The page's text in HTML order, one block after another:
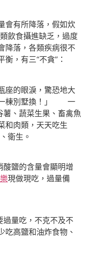
有所降落，假如炊
飲食攝進缺乏，過度
降落，各類疾病很不
，有三“不貪”：
座的眼淚，驚恐地大
一棟別墅換！」 一
薯、蔬菜生果、畜禽魚
和肉類，天天吃生
衛生。
鹽的含量會顯明增
現做現吃，過量備
量吃，不克不及不
吃高鹽和油炸食物、